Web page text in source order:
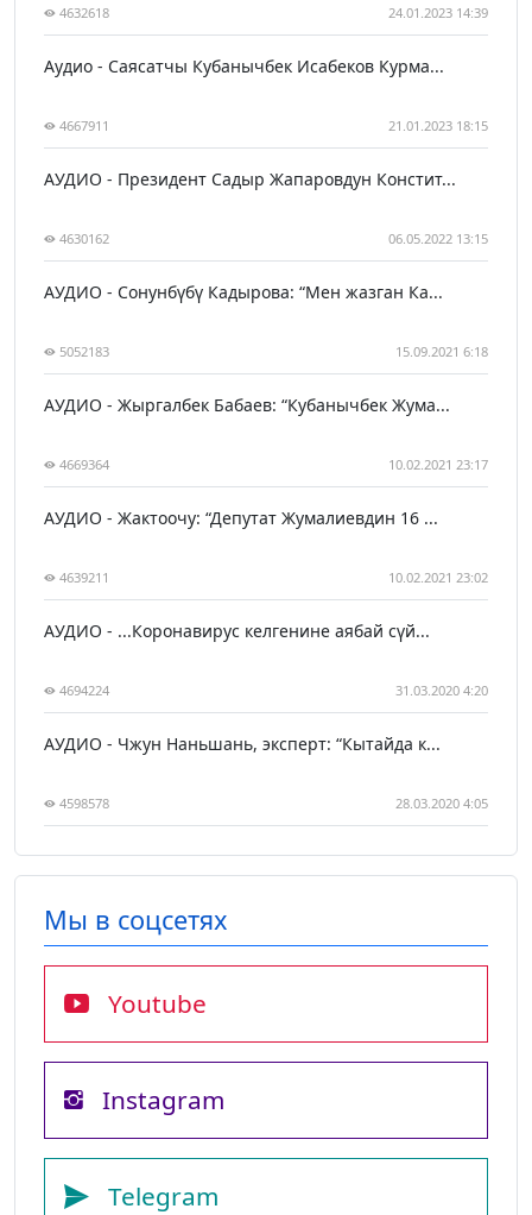
4632618 24.01.2023 14:39
Аудио - Саясатчы Кубанычбек Исабеков Курма...
4667911 21.01.2023 18:15
АУДИО - Президент Садыр Жапаровдун Констит...
4630162 06.05.2022 13:15
АУДИО - Сонунбүбү Кадырова: “Мен жазган Ка...
5052183 15.09.2021 6:18
АУДИО - Жыргалбек Бабаев: “Кубанычбек Жума...
4669364 10.02.2021 23:17
АУДИО - Жактоочу: “Депутат Жумалиевдин 16 ...
4639211 10.02.2021 23:02
АУДИО - ...Коронавирус келгенине аябай сүй...
4694224 31.03.2020 4:20
АУДИО - Чжун Наньшань, эксперт: “Кытайда к...
4598578 28.03.2020 4:05
Мы в соцсетях
Youtube
Instagram
Telegram